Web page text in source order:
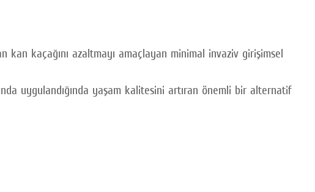
kaçağını azaltmayı amaçlayan minimal invaziv girişimsel
uygulandığında yaşam kalitesini artıran önemli bir alternatif